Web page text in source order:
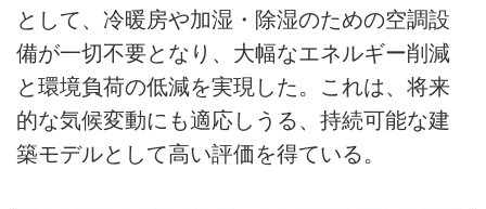
として、冷暖房や加湿・除湿のための空調設
備が一切不要となり、大幅なエネルギー削減
と環境負荷の低減を実現した。これは、将来
的な気候変動にも適応しうる、持続可能な建
築モデルとして高い評価を得ている。